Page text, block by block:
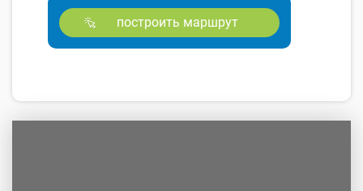
построить маршрут